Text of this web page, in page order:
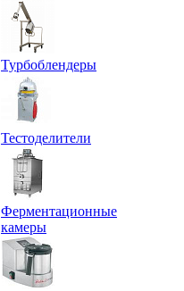
Турбоблендеры
Тестоделители
Ферментационные
камеры